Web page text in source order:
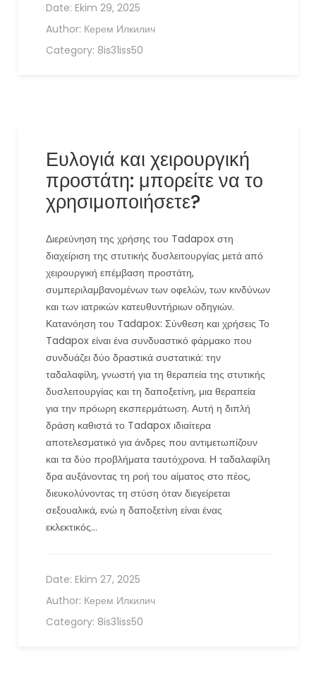
Date: Ekim 29, 2025
Author: Керем Илкилич
Category: 8is31iss50
Ευλογιά και χειρουργική
προστάτη: μπορείτε να το
χρησιμοποιήσετε?
Διερεύνηση της χρήσης του Tadapox στη
διαχείριση της στυτικής δυσλειτουργίας μετά από
χειρουργική επέμβαση προστάτη,
συμπεριλαμβανομένων των οφελών, των κινδύνων
και των ιατρικών κατευθυντήριων οδηγιών.
Κατανόηση του Tadapox: Σύνθεση και χρήσεις Το
Tadapox είναι ένα συνδυαστικό φάρμακο που
συνδυάζει δύο δραστικά συστατικά: την
ταδαλαφίλη, γνωστή για τη θεραπεία της στυτικής
δυσλειτουργίας και τη δαποξετίνη, μια θεραπεία
για την πρόωρη εκσπερμάτωση. Αυτή η διπλή
δράση καθιστά το Tadapox ιδιαίτερα
αποτελεσματικό για άνδρες που αντιμετωπίζουν
και τα δύο προβλήματα ταυτόχρονα. Η ταδαλαφίλη
δρα αυξάνοντας τη ροή του αίματος στο πέος,
διευκολύνοντας τη στύση όταν διεγείρεται
σεξουαλικά, ενώ η δαποξετίνη είναι ένας
εκλεκτικός…
Date: Ekim 27, 2025
Author: Керем Илкилич
Category: 8is31iss50